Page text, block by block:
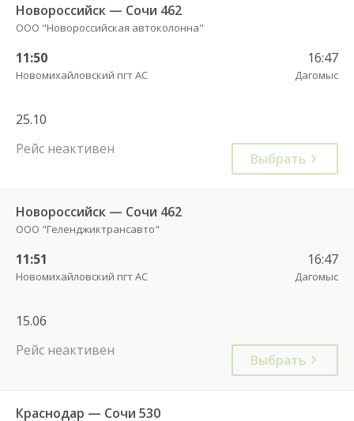
Новороссийск — Сочи 462
ООО "Новороссийская автоколонна"
11:50
Новомихайловский пгт АС
16:47
Дагомыс
25.10
Рейс неактивен
Выбрать
Новороссийск — Сочи 462
ООО "Геленджиктрансавто"
11:51
Новомихайловский пгт АС
16:47
Дагомыс
15.06
Рейс неактивен
Выбрать
Краснодар — Сочи 530